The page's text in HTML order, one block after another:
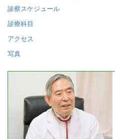
診察スケジュール
診療科目
アクセス
写真